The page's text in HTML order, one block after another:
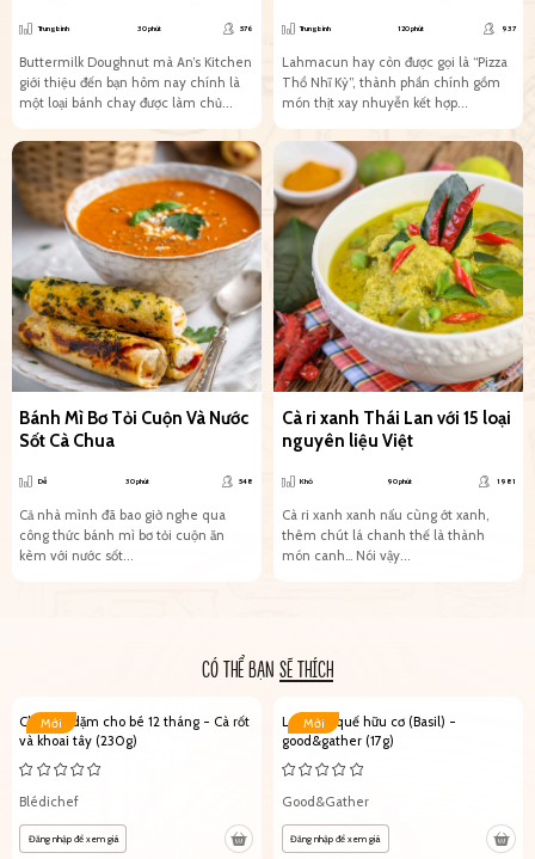
Trung bình 30 phút 576
Buttermilk Doughnut mà An’s Kitchen
giới thiệu đến bạn hôm nay chính là
một loại bánh chay được làm chủ...
Trung bình 120 phút 937
Lahmacun hay còn được gọi là “Pizza
Thổ Nhĩ Kỳ”, thành phần chính gồm
món thịt xay nhuyễn kết hợp...
Bánh Mì Bơ Tỏi Cuộn Và Nước
Sốt Cà Chua
Dễ 30 phút 548
Cả nhà mình đã bao giờ nghe qua
công thức bánh mì bơ tỏi cuộn ăn
kèm với nước sốt...
Cà ri xanh Thái Lan với 15 loại
nguyên liệu Việt
Khó 90 phút 1981
Cà ri xanh xanh nấu cùng ớt xanh,
thêm chút lá chanh thế là thành
món canh… Nói vậy...
CÓ THỂ BẠN SẼ THÍCH
Mới
Cháo ăn dặm cho bé 12 tháng - Cà rốt
và khoai tây (230g)
Blédichef
Đăng nhập để xem giá
Mới
Lá húng quế hữu cơ (Basil) -
good&gather (17g)
Good&Gather
Đăng nhập để xem giá